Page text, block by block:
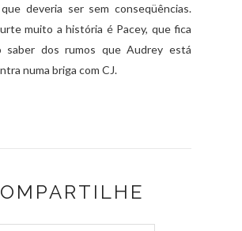
deveria ser sem conseqüências.
muito a história é Pacey, que fica
saber dos rumos que Audrey está
numa briga com CJ.